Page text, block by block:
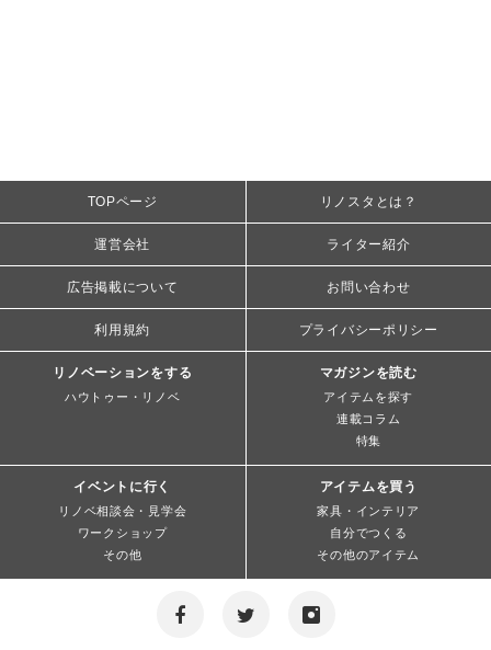
TOPページ リノスタとは？
運営会社 ライター紹介
広告掲載について お問い合わせ
利用規約 プライバシーポリシー
リノベーションをする
ハウトゥー・リノベ
マガジンを読む
アイテムを探す
連載コラム
特集
イベントに行く
リノベ相談会・見学会
ワークショップ
その他
アイテムを買う
家具・インテリア
自分でつくる
その他のアイテム